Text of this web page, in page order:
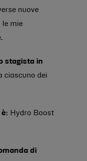
nuove
le mie
stagista in
ciascuno dei
è: Hydro Boost
di